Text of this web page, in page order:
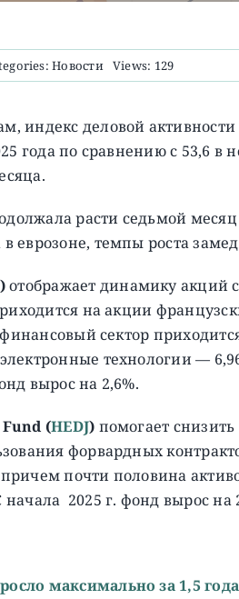
Новости Views: 129
индекс деловой активности
года по сравнению с 53,6 в
расти седьмой
еврозоне, темпы роста
)отображает динамику акций
на акции
сектор
технологии —
вырос на 2,6%.
(HEDJ) помогает
форвардных
почти половина
2025 г. фонд вырос на
максимально за 1,5 года